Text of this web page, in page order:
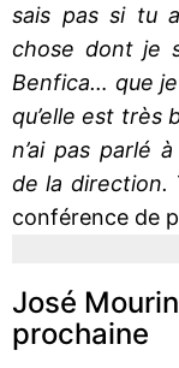
sais pas si tu
chose dont je
Benfica… que
qu’elle est très
n’ai pas parlé
de la direction.
conférence de
José
prochaine